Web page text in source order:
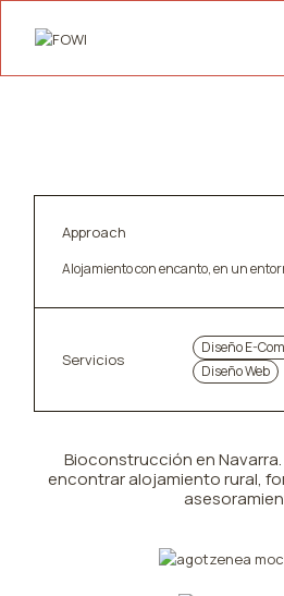
Approach
Alojamiento con encanto, en un
Servicios
Diseño E-
Diseño Web
Bioconstrucción en
encontrar alojamiento rural,